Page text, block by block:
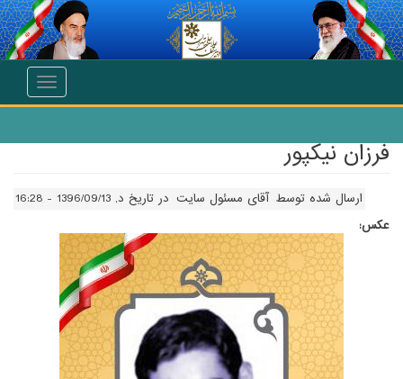
انتقال به محتوای اصلی
Toggle
فرزان نیکپور
ارسال شده توسط آقای مسئول سایت در تاریخ د, 1396/09/13 - 16:28
عکس: